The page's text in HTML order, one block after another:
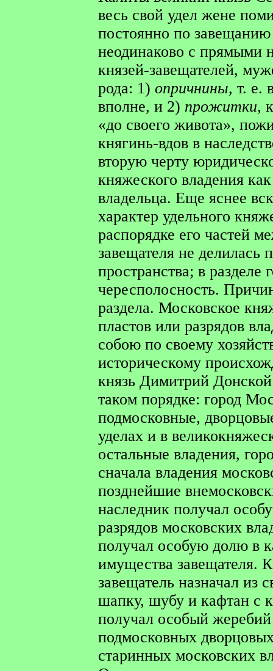
весь свой удел жене
постоянно по завещанию
неодинаково с прямыми
князей-завещателей,
рода: 1) опричнины, т. е.
вполне, и 2) прожитки,
«до своего живота»,
княгинь-вдов в
вторую черту
княжеского владения
владельца. Еще яснее
характер удельного
распорядке его частей
завещателя не
пространства; в разделе
чересполосность.
раздела. Московское
пластов или разрядов
собою по своему
историческому
князь Димитрий Донской
таком порядке: город
подмосковные,
уделах и в
остальные владения,
сначала владения
позднейшие
наследник получал
разрядов московских
получал особую долю в
имущества завещателя.
завещатель назначал из
шапку, шубу и кафтан с
получал особый
подмосковных
старинных московских